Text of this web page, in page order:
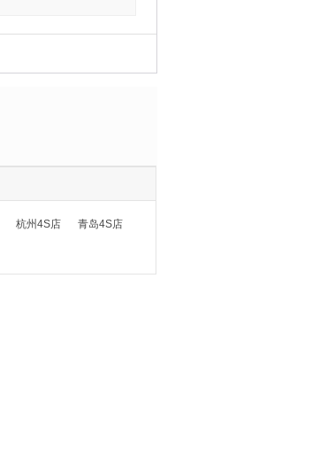
杭州4S店
青岛4S店